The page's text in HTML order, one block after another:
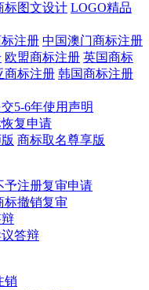
标图文设计 LOGO精品
注册 中国澳门商标注册
欧盟商标注册 英国商标
商标注册 韩国商标注册
5-6年使用声明
复申请
商标取名尊享版
予注册复审申请
标撤销复审
答辩
销